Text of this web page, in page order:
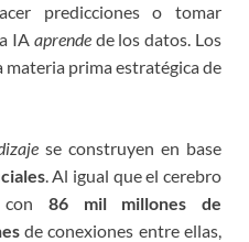
predicciones o tomar
IA aprendede los datos. Los
prima estratégica de
se construyen en base
. Al igual que el cerebro
con 86 mil millones de
de conexiones entre ellas,